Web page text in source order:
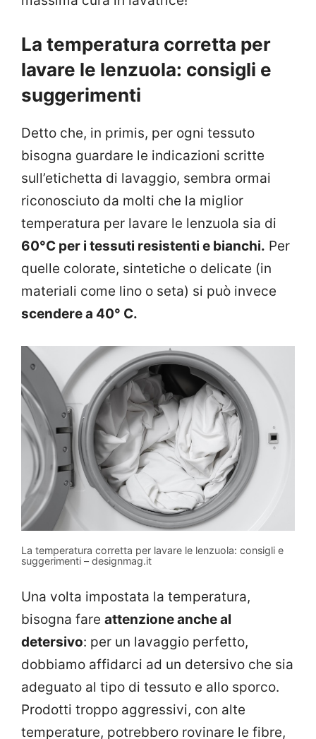
La temperatura corretta per
lavare le lenzuola: consigli e
suggerimenti
Detto che, in primis, per ogni tessuto
bisogna guardare le indicazioni scritte
sull’etichetta di lavaggio, sembra ormai
riconosciuto da molti che la miglior
temperatura per lavare le lenzuola sia di
60°C per i tessuti resistenti e bianchi. Per
quelle colorate, sintetiche o delicate (in
materiali come lino o seta) si può invece
scendere a 40° C.
La temperatura corretta per lavare le lenzuola: consigli e
suggerimenti – designmag.it
Una volta impostata la temperatura,
bisogna fare attenzione anche al
detersivo: per un lavaggio perfetto,
dobbiamo affidarci ad un detersivo che sia
adeguato al tipo di tessuto e allo sporco.
Prodotti troppo aggressivi, con alte
temperature, potrebbero rovinare le fibre,